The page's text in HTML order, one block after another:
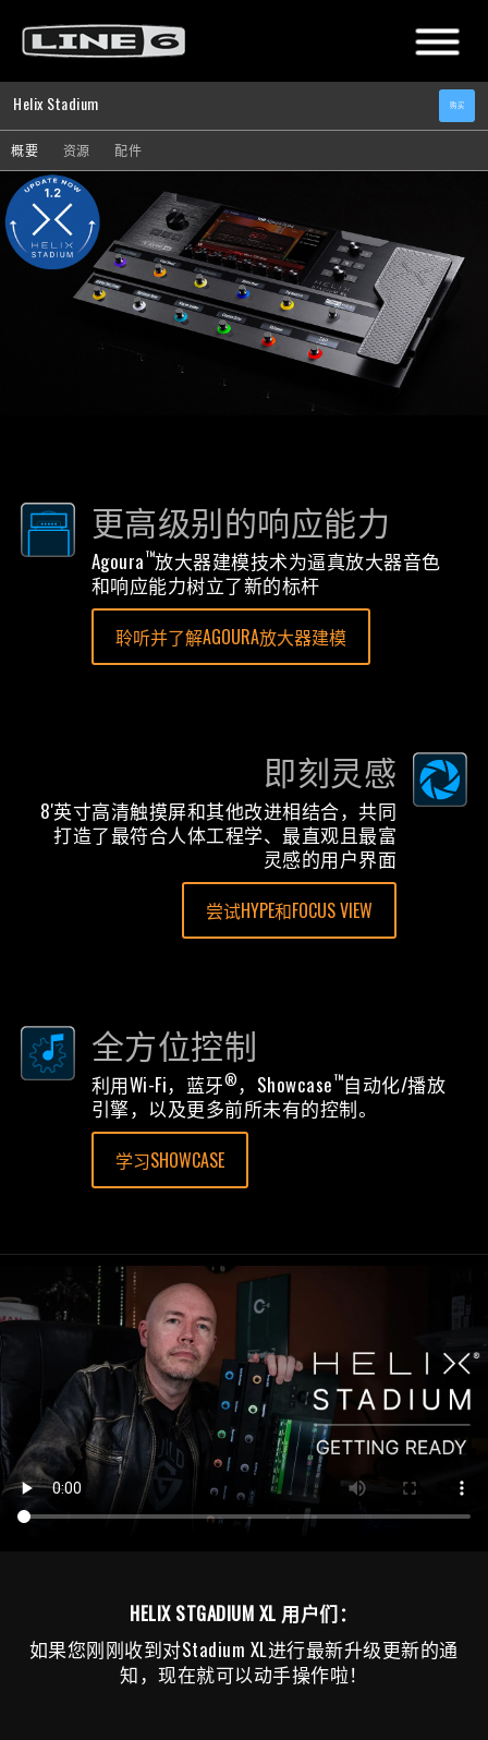
Helix Stadium 购买
概要 资源 配件
更高级别的响应能力
Agoura™放大器建模技术为逼真放大器音色
和响应能力树立了新的标杆
聆听并了解AGOURA放大器建模
即刻灵感
8'英寸高清触摸屏和其他改进相结合，共同
打造了最符合人体工程学、最直观且最富
灵感的用户界面
尝试HYPE和FOCUS VIEW
全方位控制
利用Wi-Fi，蓝牙® ，Showcase™自动化/播放
引擎，以及更多前所未有的控制。
学习SHOWCASE
HELIX STGADIUM XL 用户们：
如果您刚刚收到对Stadium XL进行最新升级更新的通
知，现在就可以动手操作啦！